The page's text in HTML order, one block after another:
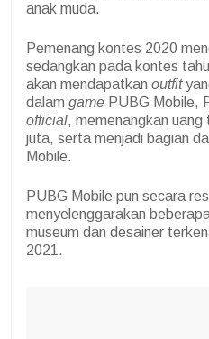
anak muda.
Pemenang kontes 2020
sedangkan pada kontes
akan mendapatkan outfit
dalam game PUBG Mobile,
official, memenangkan uang
juta, serta menjadi bagian
Mobile.
PUBG Mobile pun secara
menyelenggarakan
museum dan desainer
2021.